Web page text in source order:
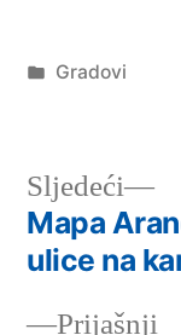
Објављено
Gradovi
чланка
Prijašnji
Sljedeći
Mapa
ulice na